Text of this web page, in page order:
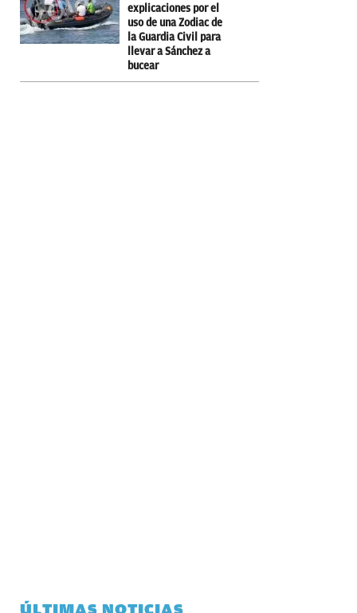
explicaciones por el
uso de una Zodiac de
la Guardia Civil para
llevar a Sánchez a
bucear
ÚLTIMAS NOTICIAS